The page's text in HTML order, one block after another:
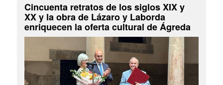
Cincuenta retratos de los siglos XIX y
XX y la obra de Lázaro y Laborda
enriquecen la oferta cultural de Ágreda